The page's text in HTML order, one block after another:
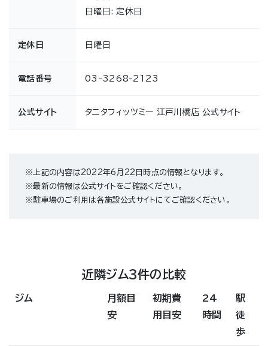
日曜日: 定休日
定休日 日曜日
電話番号 03-3268-2123
公式サイト タニタフィッツミー 江戸川橋店 公式サイト
※上記の内容は2022年6月22日時点の情報となります。
※最新の情報は公式サイトをご確認ください。
※駐車場のご利用は各施設公式サイトにてご確認ください。
近隣ジム3件の比較
ジム
月額目
安
初期費
用目安
24
時間
駅
徒
歩